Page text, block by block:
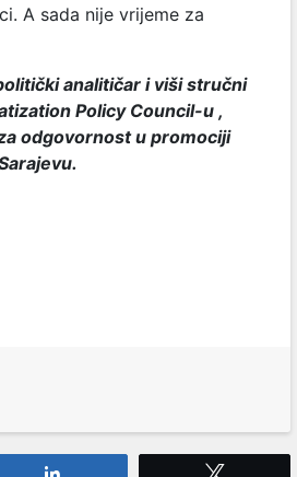
A sada nije vrijeme za
analitičar i viši stručni
Policy Council-u ,
odgovornost u promociji